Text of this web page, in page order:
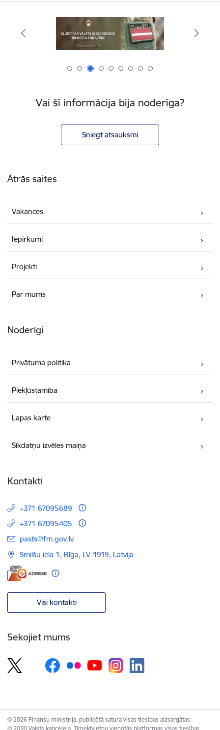
Vai šī informācija bija noderīga?
Sniegt atsauksmi
Ātrās saites
Vakances
Iepirkumi
Projekti
Par mums
Noderīgi
Privātuma politika
Piekļūstamība
Lapas karte
Sīkdatņu izvēles maiņa
Kontakti
+371 67095689
+371 67095405
E-pasts:
pasts@fm.gov.lv
Smilšu iela 1, Rīga, LV-1919, Latvija
Visi kontakti
Sekojiet mums
© 2026 Finanšu ministrija, publicētā satura visas tiesības aizsargātas.
© 2020 Valsts kanceleja, Tīmekļvietņu vienotās platformas visas tiesības